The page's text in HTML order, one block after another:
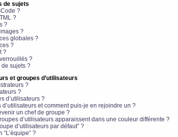
de sujets
?
?
?
?
globales ?
?
?
?
sujets ?
et groupes d’utilisateurs
?
?
d’utilisateurs ?
d’utilisateurs et comment puis-je en rejoindre un ?
un chef de groupe ?
d’utilisateurs apparaissent dans une couleur différente ?
d’utilisateurs par défaut” ?
“L’équipe” ?